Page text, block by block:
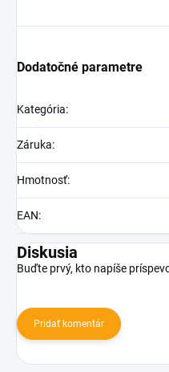
Dodatočné parametre
Kategória:
Záruka:
Hmotnosť:
EAN:
Diskusia
Buďte prvý, kto napíše
Pridať komentár